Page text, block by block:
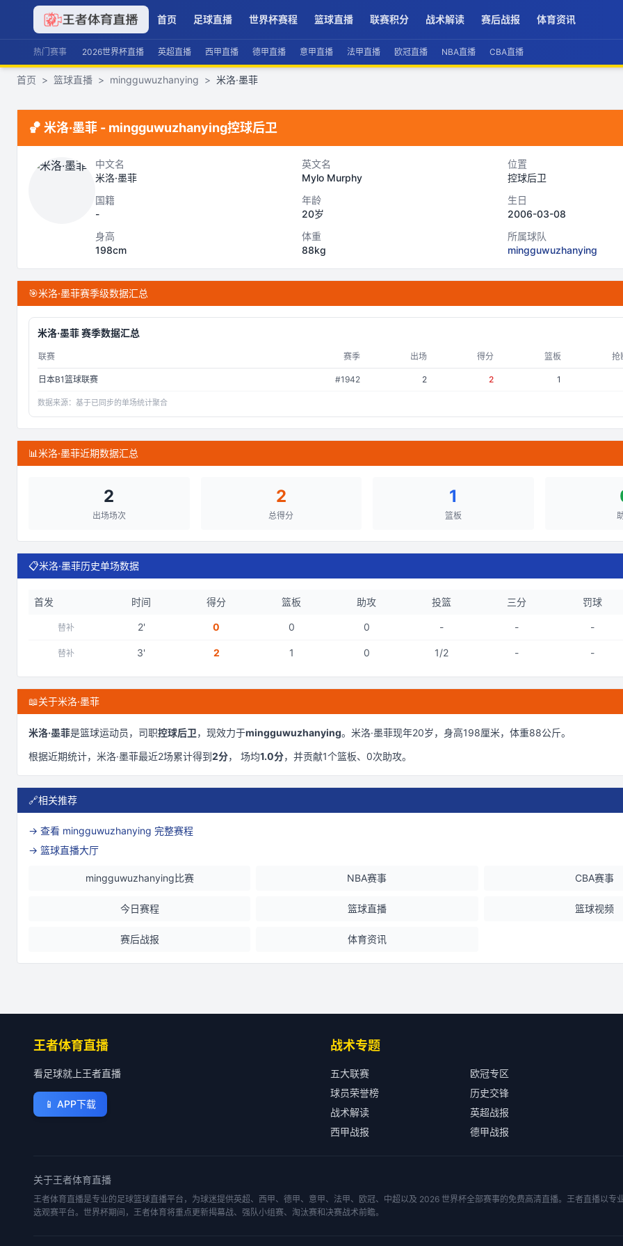
首页 足球直播 世界杯赛程 篮球直播 联赛积分 战术解读 赛后战报 体育资讯
热门赛事 2026世界杯直播 英超直播 西甲直播 德甲直播 意甲直播 法甲直播 欧冠直播 NBA直播 CBA直播
首页 > 篮球直播 > mingguwuzhanying > 米洛·墨菲
🏀 米洛·墨菲 - mingguwuzhanying控球后卫
中文名
米洛·墨菲
英文名
Mylo Murphy
位置
控球后卫
国籍
-
年龄
20岁
生日
2006-03-08
身高
198cm
体重
88kg
所属球队
mingguwuzhanying
🎯米洛·墨菲赛季级数据汇总
米洛·墨菲赛季数据汇总
联赛 赛季 出场 得分 篮板 抢
日本B1篮球联赛 #1942 2 2 1
数据来源： 基于已同步的单场统计聚合
📊米洛·墨菲近期数据汇总
2
出场场次
2
总得分
1
篮板
📋米洛·墨菲历史单场数据
首发 时间 得分 篮板 助攻 投篮 三分 罚球
替补 2' 0 0 0 - - -
替补 3' 2 1 0 1/2 - -
📖关于米洛·墨菲
米洛·墨菲是篮球运动员，司职控球后卫，现效力于mingguwuzhanying。 米洛·墨菲现年20岁，身高198厘米，体重88公斤。
根据近期统计， 米洛·墨菲最近2场累计得到2分， 场均1.0分，并贡献1个篮板、 0次助攻。
🔗相关推荐
→ 查看 mingguwuzhanying 完整赛程
→ 篮球直播大厅
mingguwuzhanying比赛 NBA赛事 CBA赛事
今日赛程 篮球直播 篮球视频
赛后战报 体育资讯
王者体育直播
看足球就上王者直播
📱 APP下载
战术专题
五大联赛
欧冠专区
球员荣誉榜
历史交锋
战术解读
英超战报
西甲战报
德甲战报
关于王者体育直播
王者体育直播是专业的足球篮球直播平台，为球迷提供英超、西甲、德甲、意甲、法甲、欧冠、中超以及 2026 世界杯全部赛事的免费高清直播。王者直播以
选观赛平台。世界杯期间，王者体育将重点更新揭幕战、强队小组赛、淘汰赛和决赛战术前瞻。